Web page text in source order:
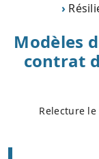
Modèles
contrat
Relecture le